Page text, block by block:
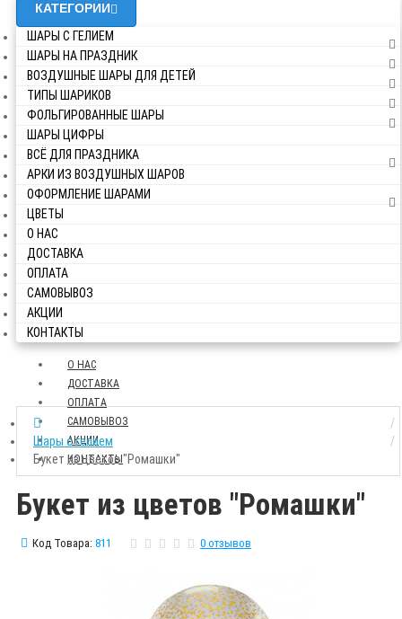
КАТЕГОРИИ
ШАРЫ С ГЕЛИЕМ
ШАРЫ НА ПРАЗДНИК
ВОЗДУШНЫЕ ШАРЫ ДЛЯ ДЕТЕЙ
ТИПЫ ШАРИКОВ
ФОЛЬГИРОВАННЫЕ ШАРЫ
ШАРЫ ЦИФРЫ
ВСЁ ДЛЯ ПРАЗДНИКА
АРКИ ИЗ ВОЗДУШНЫХ ШАРОВ
ОФОРМЛЕНИЕ ШАРАМИ
ЦВЕТЫ
О НАС
ДОСТАВКА
ОПЛАТА
САМОВЫВОЗ
АКЦИИ
КОНТАКТЫ
О НАС
ДОСТАВКА
ОПЛАТА
САМОВЫВОЗ
АКЦИИ
КОНТАКТЫ
Шары с гелием
Букет из цветов "Ромашки"
Букет из цветов "Ромашки"
Код Товара: 811 0 отзывов